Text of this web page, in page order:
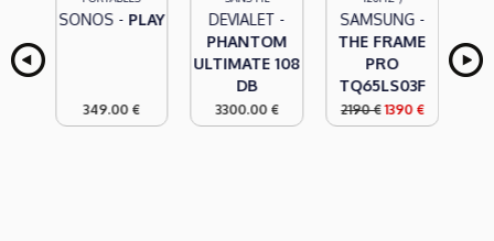
SONOS - PLAY
349.00 €
DEVIALET -
PHANTOM
ULTIMATE 108
DB
3300.00 €
SAMSUNG -
THE FRAME
PRO
TQ65LS03F
2190 € 1390 €